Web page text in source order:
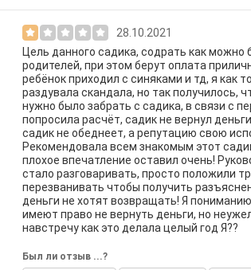
28.10.2021
Цель данного садика, содрать как можно
родителей, при этом берут оплата
ребёнок приходил с синяками и тд, я как
раздувала скандала, но так получилось,
нужно было забрать с садика, в связи с
попросила расчёт, садик не вернул
садик не обеднеет, а репутацию свою
Рекомендовала всем знакомым этот
плохое впечатление оставил очень!
стало разговаривать, просто положили
перезванивать чтобы получить
деньги не хотят возвращать! Я
имеют право не вернуть деньги, но
навстречу как это делала целый год Я??
Был ли отзыв ...?